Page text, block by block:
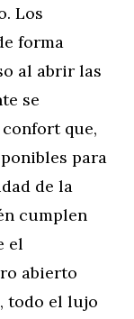
Los
forma
al abrir las
se
que,
para
de la
cumplen
el
abierto
todo el lujo